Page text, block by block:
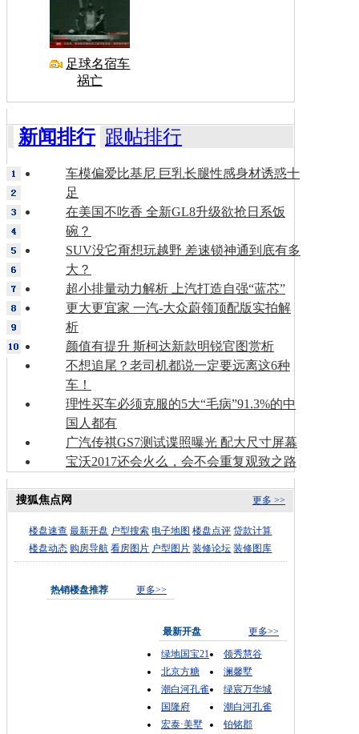
足球名宿车
祸亡
新闻排行 跟帖排行
车模偏爱比基尼 巨乳长腿性感身材诱惑十
足
在美国不吃香 全新GL8升级欲抢日系饭
碗？
SUV没它甭想玩越野 差速锁神通到底有多
大？
超小排量动力解析 上汽打造自强“蓝芯”
更大更宜家 一汽-大众蔚领顶配版实拍解
析
颜值有提升 斯柯达新款明锐官图赏析
不想追尾？老司机都说一定要远离这6种
车！
理性买车必须克服的5大“毛病”91.3%的中
国人都有
广汽传祺GS7测试谍照曝光 配大尺寸屏幕
宝沃2017还会火么，会不会重复观致之路
更多 >>
搜狐焦点网
楼盘速查 最新开盘 户型搜索 电子地图 楼盘点评 贷款计算
楼盘动态 购房导航 看房图片 户型图片 装修论坛 装修图库
热销楼盘推荐 更多>>
最新开盘
更多>>
绿地国宝21
领秀慧谷
北京方糖
澜馨墅
潮白河孔雀
绿宸万华城
国隆府
潮白河孔雀
宏泰·美墅
铂铭郡